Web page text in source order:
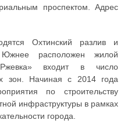
проспектом. Адрес
Охтинский разлив и
Южнее расположен жилой
входит в число
зон. Начиная с 2014 года
по строительству
инфраструктуры в рамках
города.